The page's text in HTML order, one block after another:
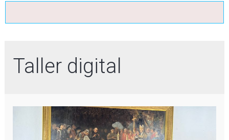
Taller digital